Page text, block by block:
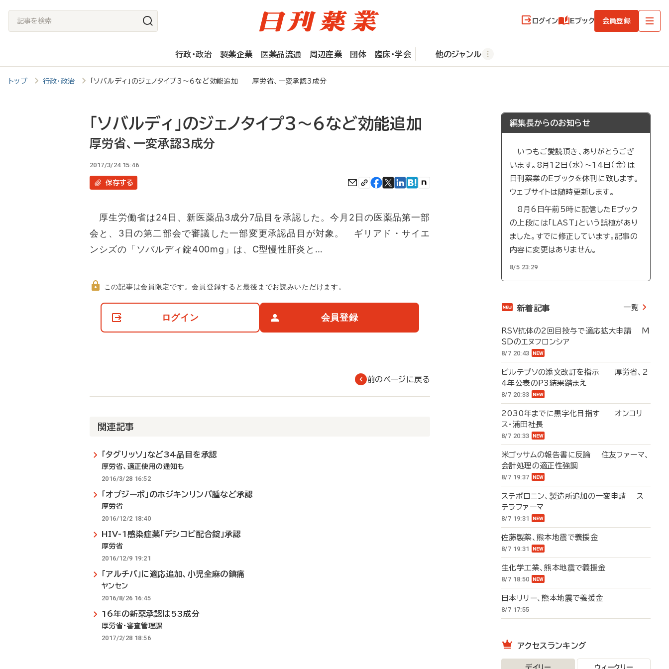
記
事
検
索
ログイン Eブック 会員登録
行政・政治 製薬企業 医薬品流通 周辺産業 団体 臨床・学会 他のジャンル
トップ 行政・政治 「ソバルディ」のジェノタイプ3～6など効能追加 厚労省、一変承認3成分
「ソバルディ」のジェノタイプ3～6など効能追加
厚労省、一変承認3成分
2017/3/24 15:46
保存する
厚生労働省は24日、新医薬品3成分7品目を承認した。今月2日の医薬品第一部
会と、3日の第二部会で審議した一部変更承認品目が対象。 ギリアド・サイエ
ンシズの「ソバルディ錠400mg」は、C型慢性肝炎と…
て
この記事は会員限定です。会員登録すると最後までお読みいただけます。
ログイン 会員登録
前のページに戻る
関連記事
「タグリッソ」など34品目を承認
厚労省、適正使用の通知も
2016/3/28 16:52
「オプジーボ」のホジキンリンパ腫など承認
厚労省
2016/12/2 18:40
HIV-1感染症薬「デシコビ配合錠」承認
厚労省
2016/12/9 19:21
「アルチバ」に適応追加、小児全麻の鎮痛
ヤンセン
2016/8/26 16:45
16年の新薬承認は53成分
厚労省・審査管理課
2017/2/28 18:56
編集長からのお知らせ
いつもご愛読頂き、ありがとうござ
います。8月12日（水）～14日（金）は
日刊薬業のEブックを休刊に致します。
ウェブサイトは随時更新します。
8月6日午前5時に配信したEブック
の上段には「LAST」という誤植があり
ました。すでに修正しています。記事の
内容に変更はありません。
8/5 23:29
新着記事 一覧
RSV抗体の2回目投与で適応拡大申請 M
SDのエヌフロンシア
8/7 20:43
ビルテプソの添文改訂を指示 厚労省、2
4年公表のP3結果踏まえ
8/7 20:33
2030年までに黒字化目指す オンコリ
ス・浦田社長
8/7 20:33
米ゴッサムの報告書に反論 住友ファーマ、
会計処理の適正性強調
8/7 19:37
ステボロニン、製造所追加の一変申請 ス
テラファーマ
8/7 19:31
佐藤製薬、熊本地震で義援金
8/7 19:31
生化学工業、熊本地震で義援金
8/7 18:50
日本リリー、熊本地震で義援金
8/7 17:55
アクセスランキング
デイリー ウィークリー